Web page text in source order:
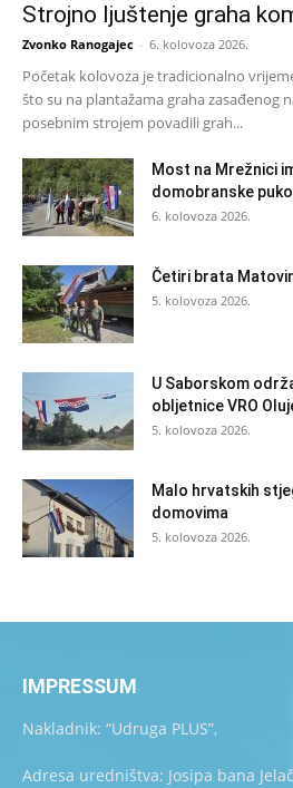
Strojno ljuštenje graha
Zvonko Ranogajec - 6. kolovoza 2026.
Početak kolovoza je tradicionalno
što su na plantažama graha zasađenog
posebnim strojem povadili grah...
Most na Mrežnici
domobranske
6. kolovoza 2026.
Četiri brata
5. kolovoza 2026.
U Saborskom
obljetnice VRO
5. kolovoza 2026.
Malo hrvatskih
domovima
5. kolovoza 2026.
IMPRESSUM
Nakladnik: “Udruga PLUS”,
Adresa uredništva: Josipa bana